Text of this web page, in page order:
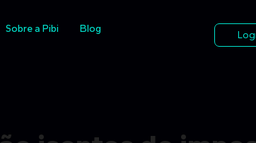
Sobre a Pibi Blog